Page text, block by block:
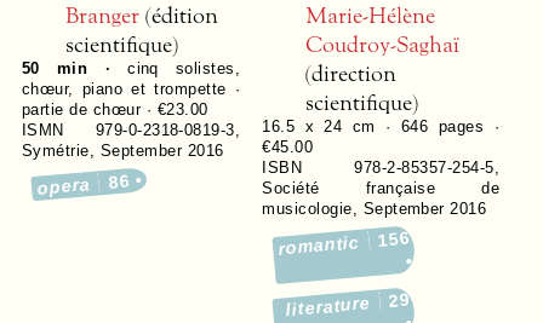
Branger (édition
scientifique)
50 min ·cinq solistes,
chœur, piano et trompette ·
partie de chœur · €23.00
ISMN 979-0-2318-0819-3
Symétrie
September 2016
opera 86
Marie-Hélène
Coudroy-Saghaï
(direction
scientifique)
16.5 x 24 cm · 646 pages ·
€45.00
ISBN 978-2-85357-254-5
Société française de
musicologie
September 2016
romantic 156
literature 29